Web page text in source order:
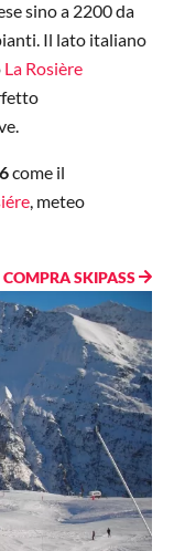
sino a 2200 da
Il lato italiano
La Rosière
come il
, meteo
COMPRA SKIPASS